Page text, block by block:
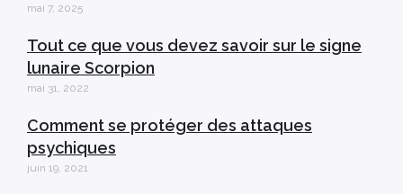
mai 7, 2025
Tout ce que vous devez savoir sur le signe
lunaire Scorpion
mai 31, 2022
Comment se protéger des attaques
psychiques
juin 19, 2021